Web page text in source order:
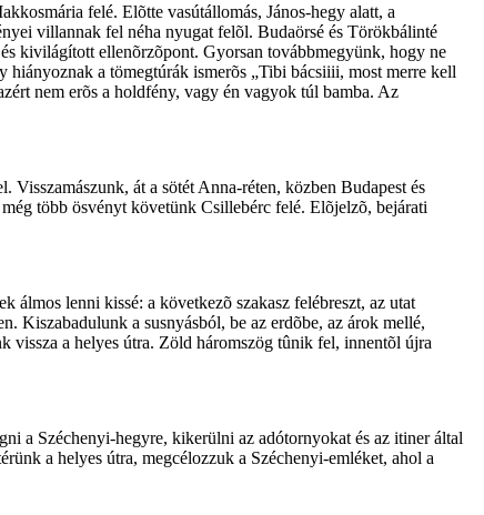
felé. Elõtte vasútállomás, János-hegy alatt, a
villannak fel néha nyugat felõl. Budaörsé és Törökbálinté
kivilágított ellenõrzõpont. Gyorsan továbbmegyünk, hogy ne
a tömegtúrák ismerõs „Tibi bácsiiii, most merre kell
nem erõs a holdfény, vagy én vagyok túl bamba. Az
át a sötét Anna-réten, közben Budapest és
több ösvényt követünk Csillebérc felé. Elõjelzõ, bejárati
lenni kissé: a következõ szakasz felébreszt, az utat
Kiszabadulunk a susnyásból, be az erdõbe, az árok mellé,
vissza a helyes útra. Zöld háromszög tûnik fel, innentõl újra
a Széchenyi-hegyre, kikerülni az adótornyokat és az itiner által
a helyes útra, megcélozzuk a Széchenyi-emléket, ahol a